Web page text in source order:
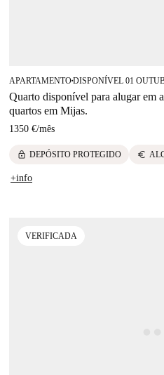
APARTAMENTO■DISPONÍVEL 01
Quarto disponível para alugar em
quartos em Mijas.
1350 €/mês
lock DEPÓSITO PROTEGIDO euro
+info
VERIFICADA